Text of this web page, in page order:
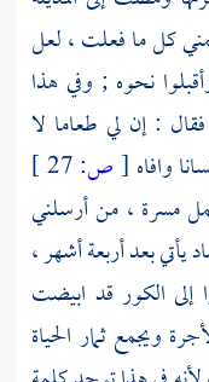
كل ما فعلت ، لعل
نحوه ; وفي هذا
: إن لي طعاما لا
وافاه [ص:
مسرة ، من أرسلني
بعد أربعة أشهر ،
إلى الكور قد ابيضت
ويجمع ثمار الحياة